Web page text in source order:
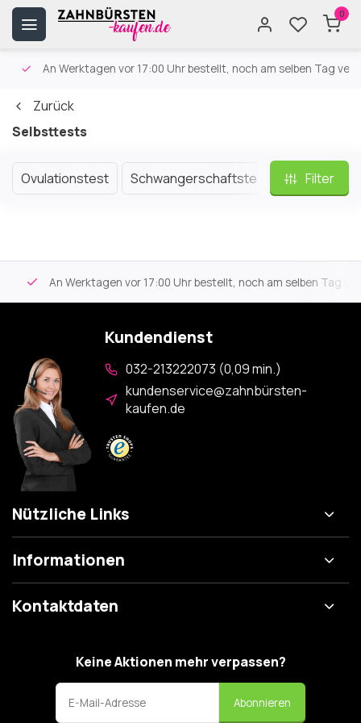
0
An Werktagen vor 17:00 Uhr bestellt, noch am selben Tag
Zurück
Selbsttests
Ovulationstest Schwangerschaftstest Filter
An Werktagen vor 17:00 Uhr bestellt, noch am selben Tag
Kundendienst
032-213222073 (0,09 min.)
kundenservice@zahnbürsten-
kaufen.de
Nützliche Links
Informationen
Kontaktdaten
Keine Aktionen mehr verpassen?
Abonnieren